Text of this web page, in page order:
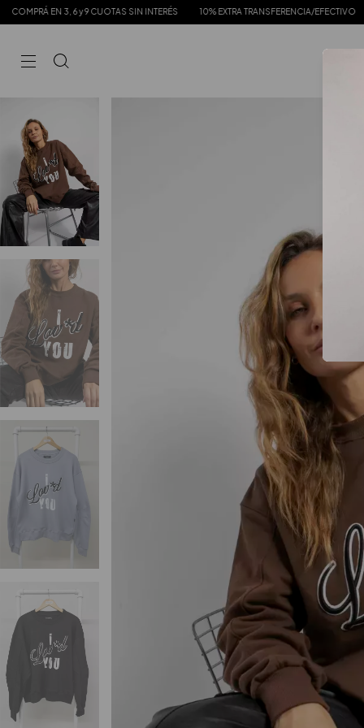
CUOTAS SIN INTERÉS 10% EXTRA TRANSFERENCIA/EFECTIVO ENVIOS GRATIS